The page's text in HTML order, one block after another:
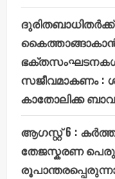
ദുരിതബാധിതർക്ക്
സജീവമാകണം :
കാതോലിക്ക ബാവ
ആഗസ്റ്റ് 6 :
തേജസ്കരണ